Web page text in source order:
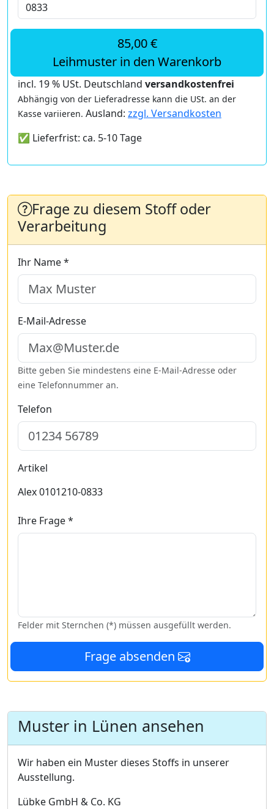
85,00 €
Leihmuster in den Warenkorb
incl. 19 % USt. Deutschland versandkostenfrei
Abhängig von der Lieferadresse kann die USt. an der
Kasse variieren. Ausland: zzgl. Versandkosten
✅ Lieferfrist: ca. 5-10 Tage
Frage zu diesem Stoff oder
Verarbeitung
Ihr Name *
E-Mail-Adresse
Bitte geben Sie mindestens eine E-Mail-Adresse oder
eine Telefonnummer an.
Telefon
Artikel
Alex 0101210-0833
Ihre Frage *
Felder mit Sternchen (*) müssen ausgefüllt werden.
Frage absenden
Muster in Lünen ansehen
Wir haben ein Muster dieses Stoffs in unserer
Ausstellung.
Lübke GmbH & Co. KG